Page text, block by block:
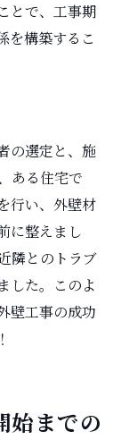
とで、工事期
を構築するこ
の選定と、施
ある住宅で
行い、外壁材
に整えまし
隣とのトラブ
した。このよ
壁工事の成功
始までの